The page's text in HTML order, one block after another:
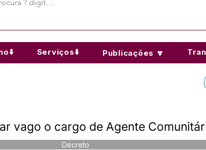
Serviços⬇️ Publicações 🔽
vago o cargo de Agente
Decreto